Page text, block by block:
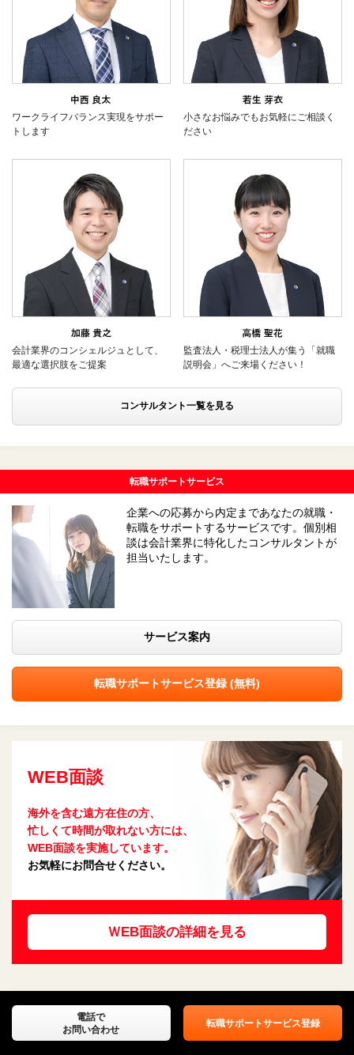
電話で
お問い合わせ
転職サポートサービス登録
ワークライフバランス実現をサポー
トします
小さなお悩みでもお気軽にご相談く
ださい
会計業界のコンシェルジュとして、
最適な選択肢をご提案
監査法人・税理士法人が集う「就職
説明会」へご来場ください！
コンサルタント一覧を見る
転職サポートサービス
企業への応募から内定まであなたの就職・
転職をサポートするサービスです。個別相
談は会計業界に特化したコンサルタントが
担当いたします。
サービス案内
転職サポートサービス登録 (無料)
WEB面談
海外を含む遠方在住の方、
忙しくて時間が取れない方には、
WEB面談を実施しています。
お気軽にお問合せください。
ＷEB面談の詳細を見る
会計士の求人を探す